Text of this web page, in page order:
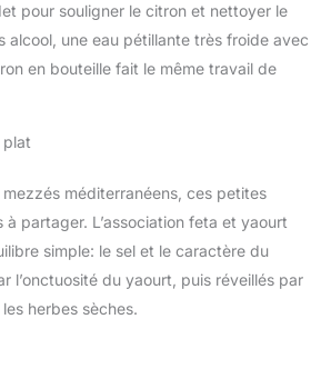
pour souligner le citron et nettoyer le
alcool, une eau pétillante très froide avec
en bouteille fait le même travail de
plat
mezzés méditerranéens, ces petites
à partager. L’association feta et yaourt
simple: le sel et le caractère du
l’onctuosité du yaourt, puis réveillés par
herbes sèches.